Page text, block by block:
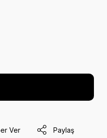
Ver Paylaş